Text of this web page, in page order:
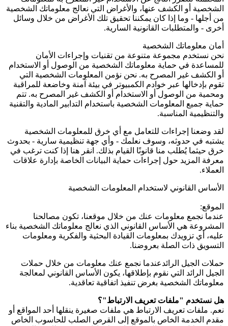
الشخصية أو الكشف عنها، والأغراض التي نعالج معلوماتك الشخصية
من أجلها - وما إذا كان يمكننا تحقيق تلك الأغراض من خلال وسائل
أخرى - والمتطلبات القانونية السارية.
أمان معلوماتك الشخصية
نحن نستخدم مجموعة متنوعة من تقنيات وإجراءات الأمان
للمساعدة في حماية معلوماتك الشخصية من الوصول أو الاستخدام
أو الكشف غير المصرح به. نحن نؤمن المعلومات الشخصية التي
تقوم بإدخالها عبر خوادم الكمبيوتر في بيئة آمنة وخاضعة للمراقبة
ومحمية من الوصول أو الاستخدام أو الكشف غير المصرح به. تتم
حماية جميع المعلومات الشخصية باستخدام التدابير المادية والتقنية
والتنظيمية المناسبة.
لقد وضعنا إجراءات للتعامل مع أي خرق للمعلومات الشخصية
يشتبه في حدوثه، وسوف نعلمك - وأي جهة تنظيمية سارية - بحدوث
خرق حيثما يُطلب منا قانونًا القيام بذلك. انقر هنا إذا كنت ترغب في
معرفة المزيد حول إجراءات حماية البيانات الخاصة بإدارة علاقات
العملاء.
الأساس القانوني لاستخدام المعلومات الشخصية
الموقع:
عندما نجمع معلومات عنك من خلال موقعنا، تكون مصالحنا
المشروعة هي الأساس القانوني الذي نعالج معلوماتك الشخصية بناء
عليه، أي تزويدك بمعلومات القيادة البحثية والفكرية ومعلومات
التسويق ذات الصلة بعروضنا.
حملات الجيل الرائدعندما نجمع عنك معلومات من خلال حملات
الجيل الرائد التي نقوم بإطلاقها، يكون الأساس القانوني لمعالجة
معلوماتك الشخصية بغرض تنفيذ اتفاقية تعاقدية.
هل نستخدم "ملفات تعريف الارتباط"؟
نعم. ملفات تعريف الارتباط هي ملفات صغيرة ينقلها أحد المواقع أو
مقدم الخدمة الخاص بالموقع إلى القرص الصلب للحاسوب الخاص